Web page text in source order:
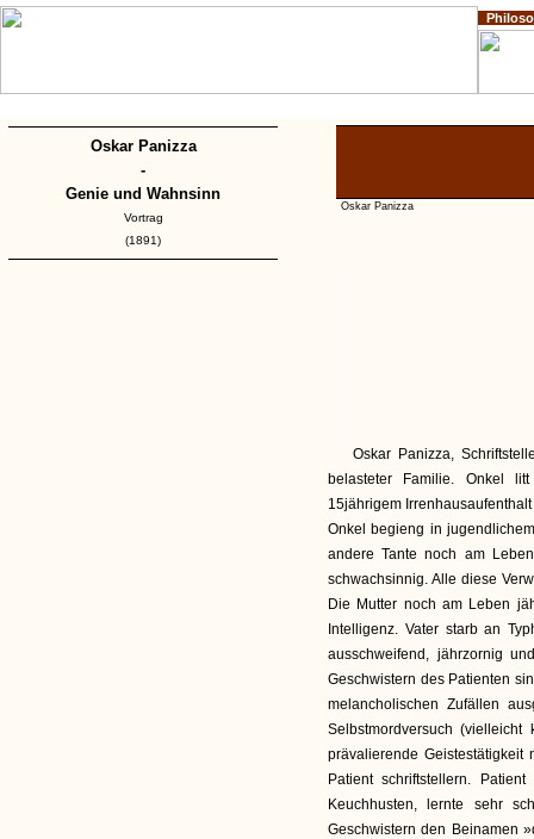
Oskar Panizza
-
Genie und Wahnsinn
Vortrag
(1891)
Oskar Panizza
Oskar Panizza,
belasteter Familie. Onkel
15jährigem
Onkel begieng in
andere Tante noch am
schwachsinnig. Alle diese
Die Mutter noch am Leben
Intelligenz. Vater starb an
ausschweifend, jährzornig
Geschwistern des Patienten
melancholischen Zufällen
Selbstmordversuch
prävalierende Geistestätigkeit
Patient schriftstellern.
Keuchhusten, lernte sehr
Geschwistern den Beinamen